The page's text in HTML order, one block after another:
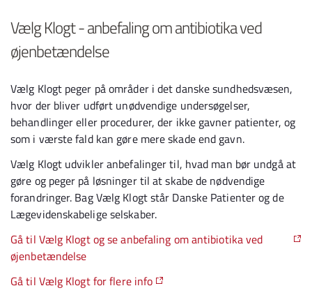
Vælg Klogt - anbefaling om antibiotika ved
øjenbetændelse
Vælg Klogt peger på områder i det danske sundhedsvæsen,
hvor der bliver udført unødvendige undersøgelser,
behandlinger eller procedurer, der ikke gavner patienter, og
som i værste fald kan gøre mere skade end gavn.
Vælg Klogt udvikler anbefalinger til, hvad man bør undgå at
gøre og peger på løsninger til at skabe de nødvendige
forandringer. Bag Vælg Klogt står Danske Patienter og de
Lægevidenskabelige selskaber.
Gå til Vælg Klogt og se anbefaling om antibiotika ved
øjenbetændelse
Gå til Vælg Klogt for flere info